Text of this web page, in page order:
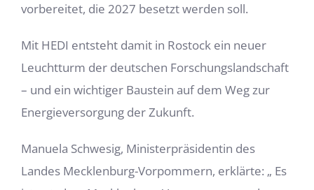
vorbereitet, die 2027 besetzt werden soll.
Mit HEDI entsteht damit in Rostock ein neuer
Leuchtturm der deutschen Forschungslandschaft
– und ein wichtiger Baustein auf dem Weg zur
Energieversorgung der Zukunft.
Manuela Schwesig, Ministerpräsidentin des
Landes Mecklenburg-Vorpommern, erklärte: „ Es